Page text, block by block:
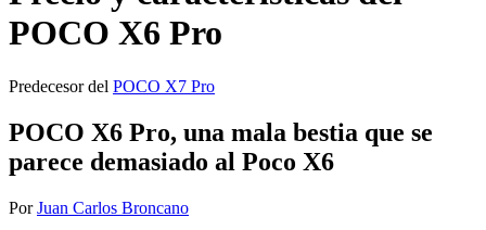
POCO X6 Pro
Predecesor del POCO X7 Pro
POCO X6 Pro, una mala bestia que se
parece demasiado al Poco X6
Por Juan Carlos Broncano